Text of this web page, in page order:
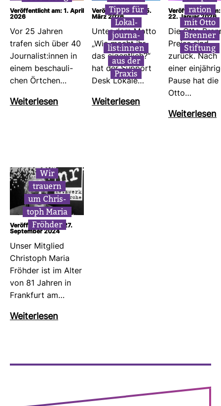
Veröffentlicht am: 1. April
2026
Vor 25 Jahren
trafen sich über 40
Jour­na­list:innen in
einem beschau­li­
chen Ört­chen…
Wei­ter­lesen
Tipps für
Lokal­
jour­na­
list:innen
aus der
Praxis
Veröffentlicht am: 5.
März 2026
Unter dem Motto
„Wie macht ihr
das eigent­lich?“
hat der Sup­port
Desk Lokale…
Wei­ter­lesen
ra­tion
mit Otto
Brenner
Stif­tung
Veröffentlicht am:
22. Januar 2026
Die Otto
Preise sind
zurück. Nach
einer
Pause hat die
Otto…
Wei­ter­lesen
Wir
trauern
um Chris­
toph Maria
Fröhder
Veröffentlicht am: 27.
September 2024
Unser Mit­glied
Chris­toph Maria
Fröhder ist im Alter
von 81 Jahren in
Frank­furt am…
Wei­ter­lesen